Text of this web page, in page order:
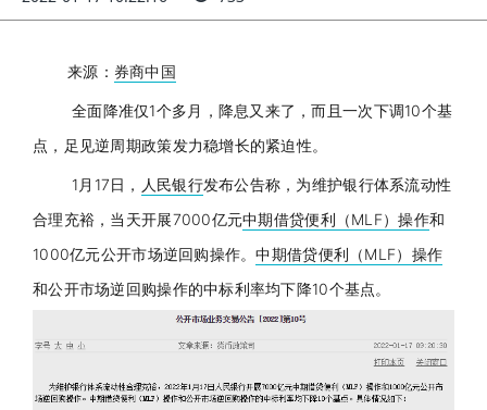
来源： 券商中国
全面降准仅1个多月，降息又来了，而且一次下调10个基
点，足见逆周期政策发力稳增长的紧迫性。
1月17日， 人民银行发布公告称，为维护银行体系流动性
合理充裕，当天开展7000亿元中期借贷便利（MLF）操作和
1000亿元公开市场逆回购操作。中期借贷便利（MLF）操作
和公开市场逆回购操作的中标利率均下降10个基点。